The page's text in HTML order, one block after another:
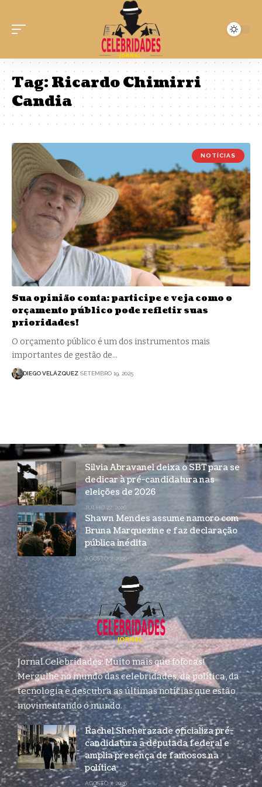
Tag:Ricardo Chimirri
Candia
NOTÍCIAS
Sua opinião conta: participe e veja como o
orçamento público pode refletir suas
prioridades!
O orçamento público é um dos instrumentos mais
importantes de gestão de…
DIEGO VELÁZQUEZ SETEMBRO 19, 2025
Silvia Abravanel deixa o SBT para se
dedicar à pré-candidatura nas
eleições de 2026
JULHO 27, 2026
Shawn Mendes assume namoro com
Bruna Marquezine e faz declaração
pública inédita
AGOSTO 7, 2026
Jornal Celebridades: Muito mais que fofocas!
Mergulhe no mundo das celebridades, da política, da
tecnologia e descubra as últimas notícias que estão
movimentando o mundo.
Rachel Sheherazade oficializa pré-
candidatura a deputada federal e
amplia presença de famosos na
política
AGOSTO 7, 2026